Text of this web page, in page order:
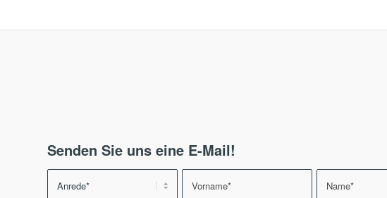
Senden Sie uns eine E-Mail!